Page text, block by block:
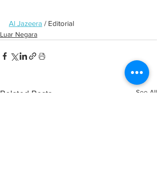
Al Jazeera / Editorial
Luar Negara
Related Posts See All